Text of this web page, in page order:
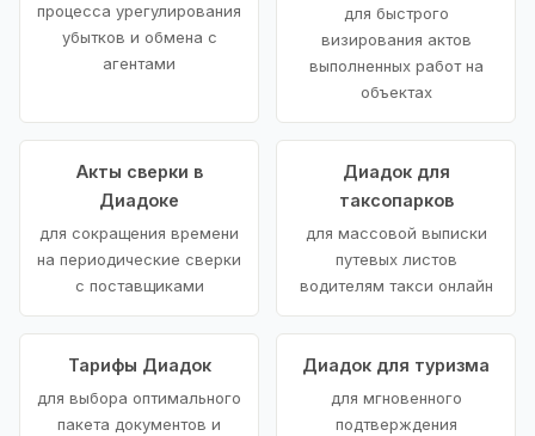
процесса урегулирования
убытков и обмена с
агентами
для быстрого
визирования актов
выполненных работ на
объектах
Акты сверки в
Диадоке
для сокращения времени
на периодические сверки
с поставщиками
Диадок для
таксопарков
для массовой выписки
путевых листов
водителям такси онлайн
Тарифы Диадок
для выбора оптимального
пакета документов и
Диадок для туризма
для мгновенного
подтверждения